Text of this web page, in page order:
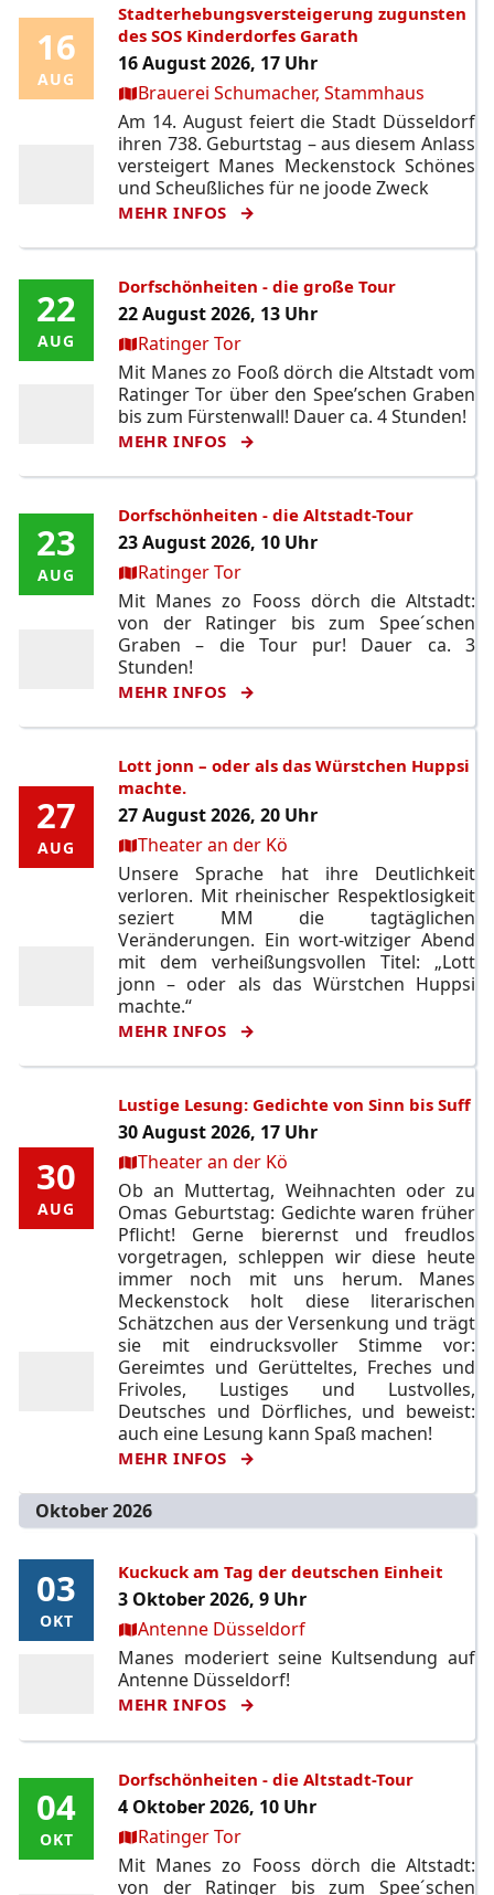
16
AUG
16
AUG
Stadterhebungsversteigerung zugunsten
des SOS Kinderdorfes Garath
16 August 2026, 17 Uhr
Ort:Brauerei Schumacher, Stammhaus
Am 14. August feiert die Stadt Düsseldorf
ihren 738. Geburtstag – aus diesem Anlass
versteigert Manes Meckenstock Schönes
und Scheußliches für ne joode Zweck
MEHR INFOS
22
AUG
22
AUG
Dorfschönheiten - die große Tour
22 August 2026, 13 Uhr
Ort:Ratinger Tor
Mit Manes zo Fooß dörch die Altstadt vom
Ratinger Tor über den Spee’schen Graben
bis zum Fürstenwall! Dauer ca. 4 Stunden!
MEHR INFOS
23
AUG
23
AUG
Dorfschönheiten - die Altstadt-Tour
23 August 2026, 10 Uhr
Ort:Ratinger Tor
Mit Manes zo Fooss dörch die Altstadt:
von der Ratinger bis zum Spee´schen
Graben – die Tour pur! Dauer ca. 3
Stunden!
MEHR INFOS
27
AUG
27
AUG
Lott jonn – oder als das Würstchen Huppsi
machte.
27 August 2026, 20 Uhr
Ort:Theater an der Kö
Unsere Sprache hat ihre Deutlichkeit
verloren. Mit rheinischer Respektlosigkeit
seziert MM die tagtäglichen
Veränderungen. Ein wort-witziger Abend
mit dem verheißungsvollen Titel: „Lott
jonn – oder als das Würstchen Huppsi
machte.“
MEHR INFOS
30
AUG
30
AUG
Lustige Lesung: Gedichte von Sinn bis Suff
30 August 2026, 17 Uhr
Ort:Theater an der Kö
Ob an Muttertag, Weihnachten oder zu
Omas Geburtstag: Gedichte waren früher
Pflicht! Gerne bierernst und freudlos
vorgetragen, schleppen wir diese heute
immer noch mit uns herum. Manes
Meckenstock holt diese literarischen
Schätzchen aus der Versenkung und trägt
sie mit eindrucksvoller Stimme vor:
Gereimtes und Gerütteltes, Freches und
Frivoles, Lustiges und Lustvolles,
Deutsches und Dörfliches, und beweist:
auch eine Lesung kann Spaß machen!
MEHR INFOS
Oktober 2026
03
OKT
03
OKT
Kuckuck am Tag der deutschen Einheit
3 Oktober 2026, 9 Uhr
Ort:Antenne Düsseldorf
Manes moderiert seine Kultsendung auf
Antenne Düsseldorf!
MEHR INFOS
04
OKT
04
OKT
Dorfschönheiten - die Altstadt-Tour
4 Oktober 2026, 10 Uhr
Ort:Ratinger Tor
Mit Manes zo Fooss dörch die Altstadt:
von der Ratinger bis zum Spee´schen